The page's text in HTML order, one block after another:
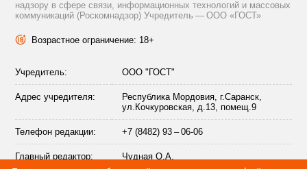
надзору в сфере связи, информационных технологий и массовых
коммуникаций (Роскомнадзор) Учредитель — ООО «ГОСТ»
Возрастное ограничение: 18+
Учредитель: ООО "ГОСТ"
Адрес учредителя:
Республика Мордовия, г.Саранск,
ул.Кочкуровская, д.13, помещ.9
Телефон редакции: +7 (8482) 93 – 06-06
Главный редактор: Чудная О.А.